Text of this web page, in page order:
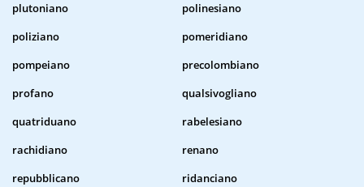
plutoniano
polinesiano
poliziano
pomeridiano
pompeiano
precolombiano
profano
qualsivogliano
quatriduano
rabelesiano
rachidiano
renano
repubblicano
ridanciano